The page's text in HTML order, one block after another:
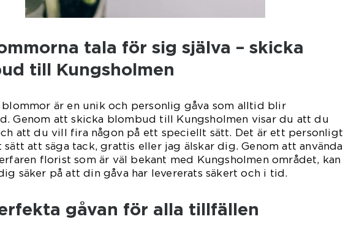
tala för sig själva – skicka
till Kungsholmen
är en unik och personlig gåva som alltid blir
Genom att skicka blombud till Kungsholmen visar du att du
att du vill fira någon på ett speciellt sätt. Det är ett personligt
sätt att säga tack, grattis eller jag älskar dig. Genom att använda
florist som är väl bekant med Kungsholmen området, kan
säker på att din gåva har levererats säkert och i tid.
gåvan för alla tillfällen